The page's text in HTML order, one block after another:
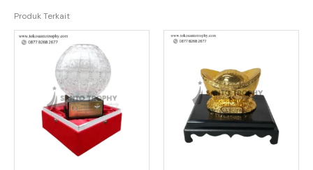
Produk Terkait